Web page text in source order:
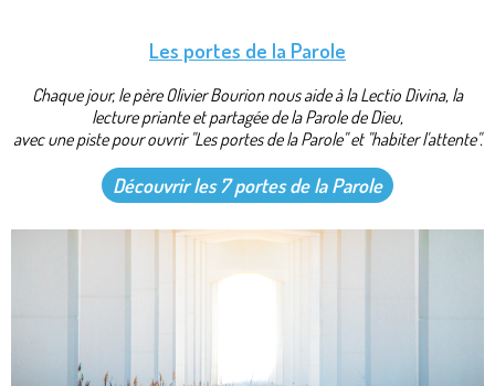
Les portes de la Parole
Chaque jour, le père Olivier Bourion nous aide à la Lectio Divina, la
lecture priante et partagée de la Parole de Dieu,
avec une piste pour ouvrir "Les portes de la Parole" et "habiter l'attente".
Découvrir les 7 portes de la Parole